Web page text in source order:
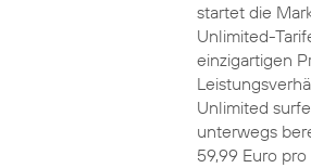
startet die
Unlimited-
einzigartigen
Unlimited
unterwegs
59,99 Euro